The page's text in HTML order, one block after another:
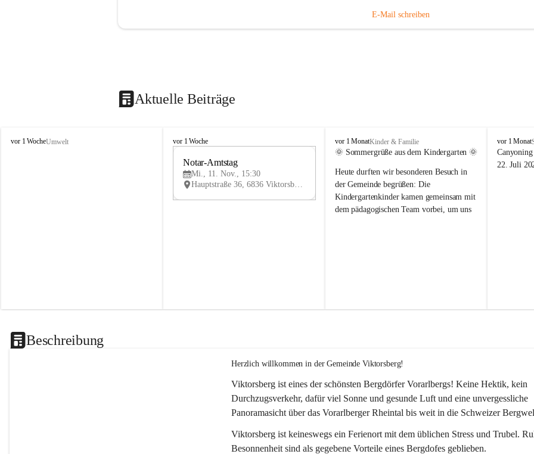
E-Mail schreiben
Aktuelle Beiträge
V
vor 1 WocheUmwelt
V
vor 1 Woche
V
Notar-Amtstag
Mi., 11. Nov., 15:30
Hauptstraße 36, 6836 Viktorsberg, AUT
V
i
t
o
r
s
vor 1 MonatKinder & Familie
🌞 Sommergrüße aus dem Kindergarten 🌞
Heute durften wir besonderen Besuch in
der Gemeinde begrüßen: Die
Kindergartenkinder kamen gemeinsam mit
dem pädagogischen Team vorbei, um uns
V
i
k
vor 1 Monat
22. Juli
Beschreibung
Herzlich willkommen in der Gemeinde Viktorsberg!
Viktorsberg ist eines der schönsten Bergdörfer Vorarlbergs! Keine Hektik, kein
Durchzugsverkehr, dafür viel Sonne und gesunde Luft und eine unvergessliche
Panoramasicht über das Vorarlberger Rheintal bis weit in die Schweizer
Viktorsberg ist keineswegs ein Ferienort mit dem üblichen Stress und Trubel.
Besonnenheit sind als gegebene Vorteile eines Bergdofes geblieben.